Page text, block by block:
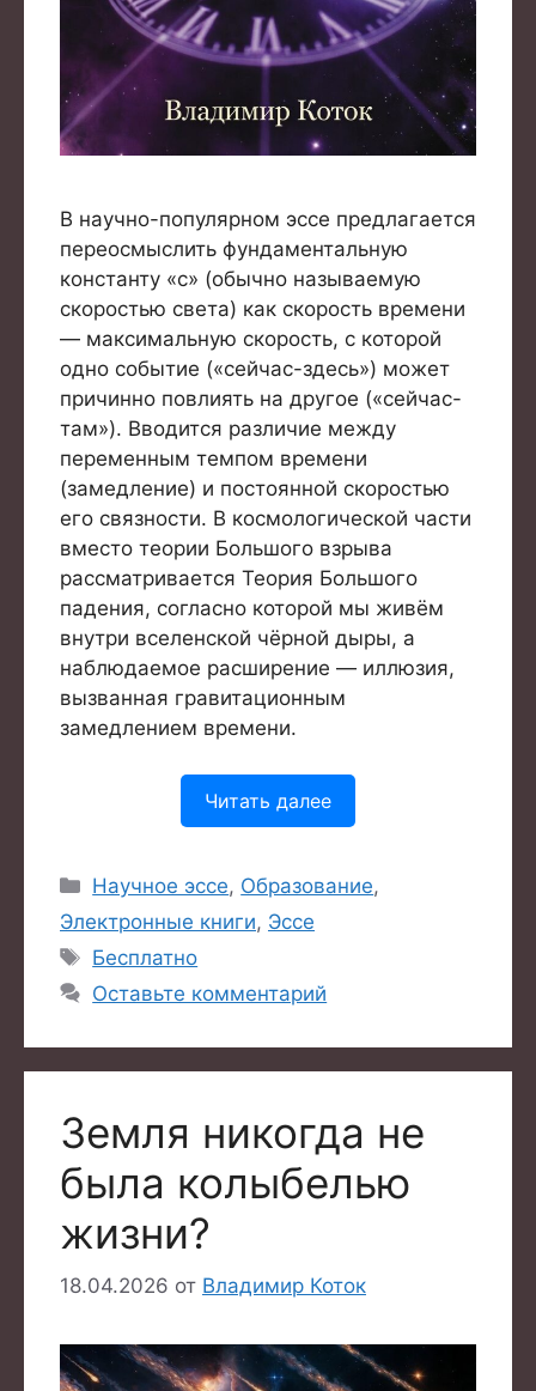
В научно-популярном эссе предлагается
переосмыслить фундаментальную
константу «c» (обычно называемую
скоростью света) как скорость времени
— максимальную скорость, с которой
одно событие («сейчас-здесь») может
причинно повлиять на другое («сейчас-
там»). Вводится различие между
переменным темпом времени
(замедление) и постоянной скоростью
его связности. В космологической части
вместо теории Большого взрыва
рассматривается Теория Большого
падения, согласно которой мы живём
внутри вселенской чёрной дыры, а
наблюдаемое расширение — иллюзия,
вызванная гравитационным
замедлением времени.
Читать далее
Рубрики
Научное эссе, Образование,
Электронные книги, Эссе
Метки
Бесплатно
Оставьте комментарий
Земля никогда не
была колыбелью
жизни?
18.04.2026 от Владимир Коток